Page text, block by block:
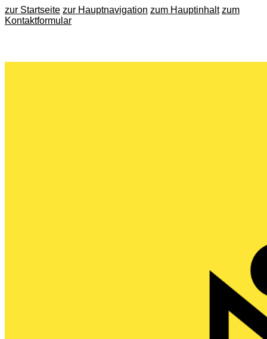
zur Startseite zur Hauptnavigation zum Hauptinhalt zum
Kontaktformular